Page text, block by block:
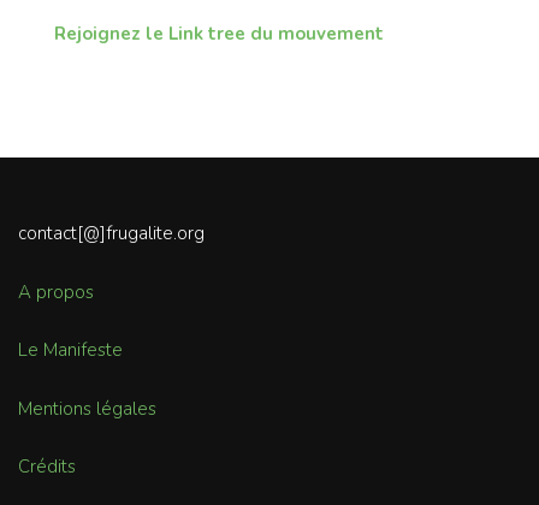
Rejoignez le Link tree du mouvement
contact[@]frugalite.org
A propos
Le Manifeste
Mentions légales
Crédits